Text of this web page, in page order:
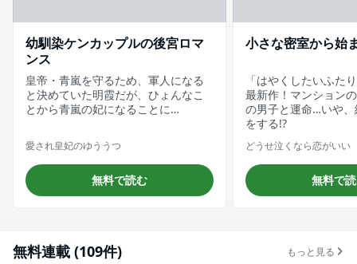
幼馴染ケンカップルの後宮ロマ
ンス
皇帝・青嵐を守るため、軍人になる
と決めていた明霞だが、ひょんなこ
とから青嵐の妃になることに…
愛され皇妃のゆううつ
無料で読む
小さな密室から始
「はやくしたいふた
最新作！マンション
の男子と運命…いや
をする!?
どうせ泣くなら恋がいい
無料で
無料連載 (109件) もっと見る